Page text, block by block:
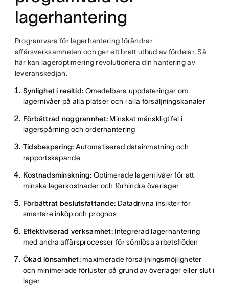
lagerhantering
Programvara för lagerhantering förändrar
affärsverksamheten och ger ett brett utbud av fördelar. Så
här kan lageroptimering revolutionera din hantering av
leveranskedjan.
Synlighet i realtid: Omedelbara uppdateringar om
lagernivåer på alla platser och i alla försäljningskanaler
Förbättrad noggrannhet: Minskat mänskligt fel i
lagerspårning och orderhantering
Tidsbesparing: Automatiserad datainmatning och
rapportskapande
Kostnadsminskning: Optimerade lagernivåer för att
minska lagerkostnader och förhindra överlager
Förbättrat beslutsfattande: Datadrivna insikter för
smartare inköp och prognos
Effektiviserad verksamhet:Integrerad lagerhantering
med andra affärsprocesser för sömlösa arbetsflöden
Ökad lönsamhet:maximerade försäljningsmöjligheter
och minimerade förluster på grund av överlager eller slut i
lager